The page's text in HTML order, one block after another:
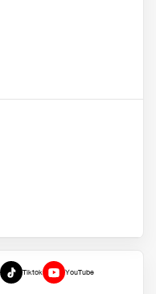
Tiktok YouTube